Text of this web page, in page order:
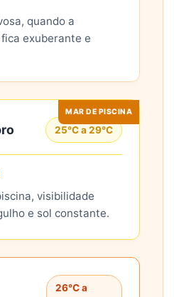
quando a
exuberante e
MAR DE PISCINA
25°C a 29°C
visibilidade
e sol constante.
26°C a